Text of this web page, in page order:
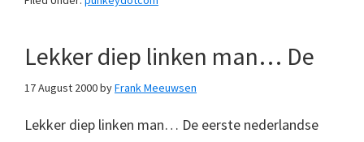
Lekker diep linken man… De
17 August 2000byFrank Meeuwsen
Lekker diep linken man… De eerste nederlandse